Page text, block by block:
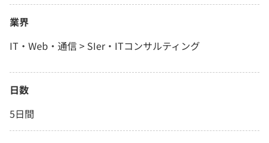
業界
IT・Web・通信 > SIer・ITコンサルティング
日数
5日間